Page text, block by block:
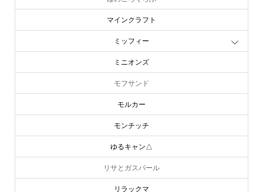
マインクラフト
ミッフィー
ミニオンズ
モフサンド
モルカー
モンチッチ
ゆるキャン△
リサとガスパール
リラックマ